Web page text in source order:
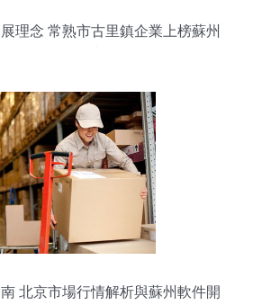
理念 常熟市古里鎮企業上榜蘇州
北京市場行情解析與蘇州軟件開